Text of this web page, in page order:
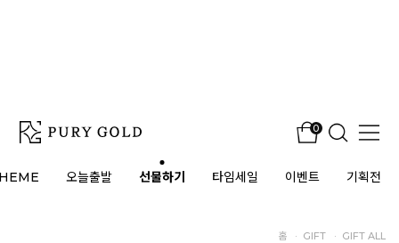
0
오늘출발 선물하기 타임세일 이벤트 기획전
홈 · GIFT · GIFT ALL